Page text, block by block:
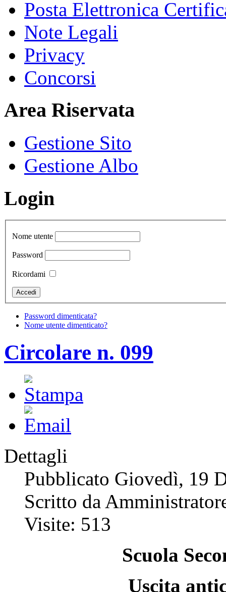
Posta Elettronica
Note Legali
Privacy
Concorsi
Area Riservata
Gestione Sito
Gestione Albo
Login
Nome utente
Password
Ricordami
Password dimenticata?
Nome utente dimenticato?
Circolare n. 099
Dettagli
Pubblicato Giovedì, 19
Scritto da
Visite: 513
Scuola
Uscita